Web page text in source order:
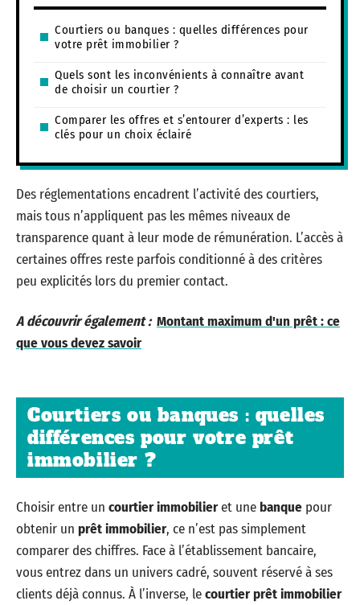
Courtiers ou banques : quelles différences pour
votre prêt immobilier ?
Quels sont les inconvénients à connaître avant
de choisir un courtier ?
Comparer les offres et s’entourer d’experts : les
clés pour un choix éclairé
Des réglementations encadrent l’activité des courtiers,
mais tous n’appliquent pas les mêmes niveaux de
transparence quant à leur mode de rémunération. L’accès à
certaines offres reste parfois conditionné à des critères
peu explicités lors du premier contact.
A découvrir également : Montant maximum d'un prêt : ce
que vous devez savoir
Courtiers ou banques : quelles
différences pour votre prêt
immobilier ?
Choisir entre un courtier immobilieret unebanque pour
obtenir un prêt immobilier, ce n’est pas simplement
comparer des chiffres. Face à l’établissement bancaire,
vous entrez dans un univers cadré, souvent réservé à ses
clients déjà connus. À l’inverse, lecourtier prêt immobilier